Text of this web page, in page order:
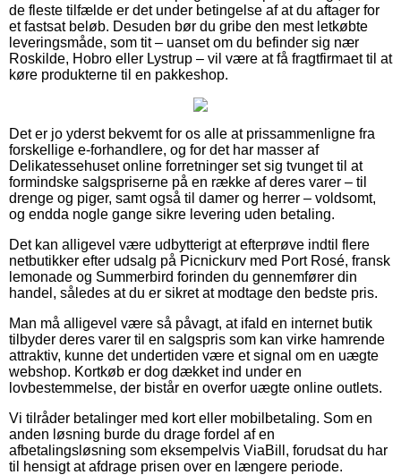
de fleste tilfælde er det under betingelse af at du aftager for
et fastsat beløb. Desuden bør du gribe den mest letkøbte
leveringsmåde, som tit – uanset om du befinder sig nær
Roskilde, Hobro eller Lystrup – vil være at få fragtfirmaet til at
køre produkterne til en pakkeshop.
Det er jo yderst bekvemt for os alle at prissammenligne fra
forskellige e-forhandlere, og for det har masser af
Delikatessehuset online forretninger set sig tvunget til at
formindske salgspriserne på en række af deres varer – til
drenge og piger, samt også til damer og herrer – voldsomt,
og endda nogle gange sikre levering uden betaling.
Det kan alligevel være udbytterigt at efterprøve indtil flere
netbutikker efter udsalg på Picnickurv med Port Rosé, fransk
lemonade og Summerbird forinden du gennemfører din
handel, således at du er sikret at modtage den bedste pris.
Man må alligevel være så påvagt, at ifald en internet butik
tilbyder deres varer til en salgspris som kan virke hamrende
attraktiv, kunne det undertiden være et signal om en uægte
webshop. Kortkøb er dog dækket ind under en
lovbestemmelse, der bistår en overfor uægte online outlets.
Vi tilråder betalinger med kort eller mobilbetaling. Som en
anden løsning burde du drage fordel af en
afbetalingsløsning som eksempelvis ViaBill, forudsat du har
til hensigt at afdrage prisen over en længere periode.